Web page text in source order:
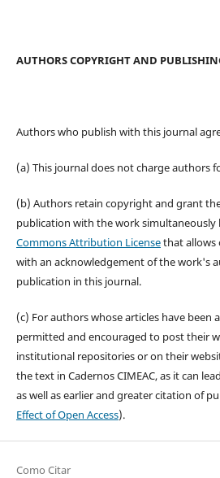
AUTHORS COPYRIGHT AND
Authors who publish with this journal
(a) This journal does not charge authors
(b) Authors retain copyright and grant
publication with the work simultaneously
Commons Attribution Licensethat allows
with an acknowledgement of the work's
publication in this journal.
(c) For authors whose articles have been
permitted and encouraged to post their
institutional repositories or on their
the text in Cadernos CIMEAC, as it can
as well as earlier and greater citation of
Effect of Open Access).
Como Citar